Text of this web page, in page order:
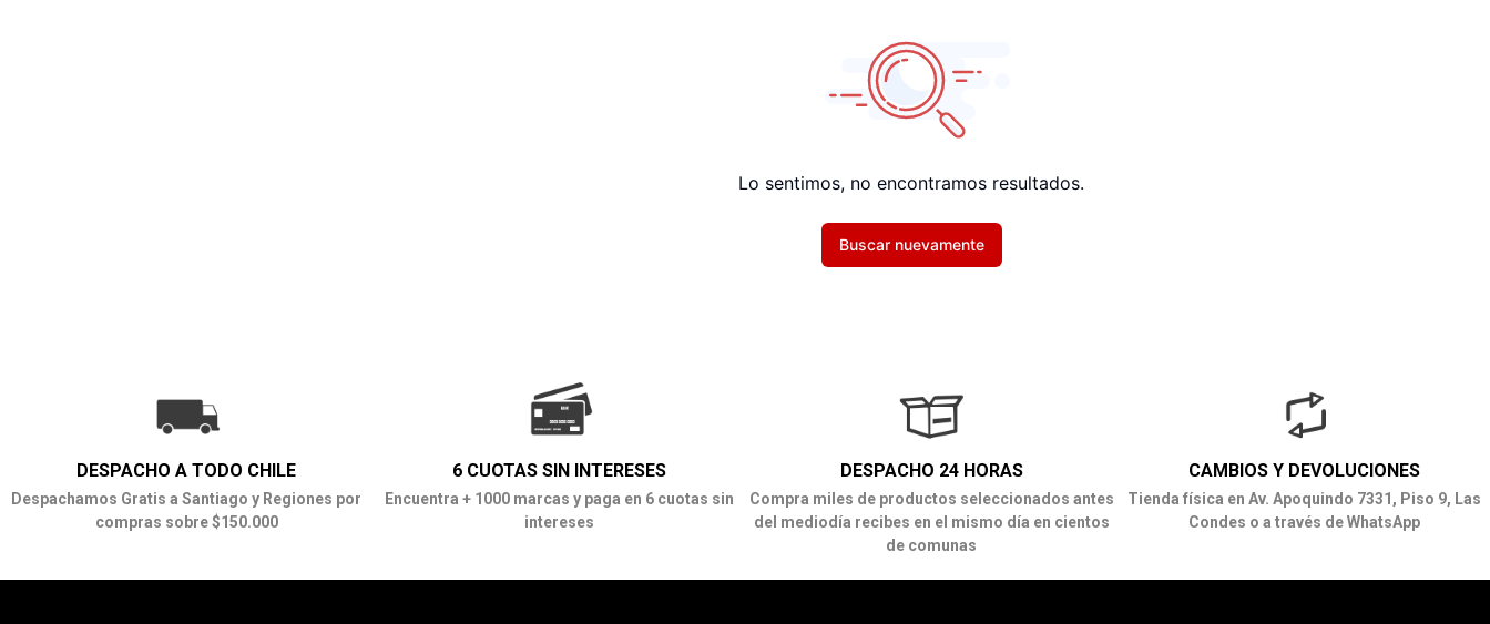
Lo sentimos, no encontramos resultados.
Buscar nuevamente
DESPACHO A TODO CHILE
Despachamos Gratis a Santiago y Regiones por
compras sobre $150.000
6 CUOTAS SIN INTERESES
Encuentra + 1000 marcas y paga en 6 cuotas sin
intereses
DESPACHO 24 HORAS
Compra miles de productos seleccionados antes
del mediodía recibes en el mismo día en cientos
de comunas
CAMBIOS Y DEVOLUCIONES
Tienda física en Av. Apoquindo 7331, Piso 9, Las
Condes o a través de WhatsApp